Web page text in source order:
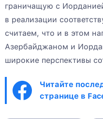
граничащую с
в реализации
считаем, что и в этом
Азербайджаном и
широкие перспективы
Читайте
странице в